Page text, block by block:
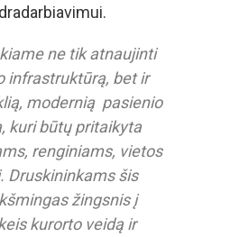
ne tik atnaujinti
infrastruktūrą, bet ir
modernią pasienio
kuri būtų pritaikyta
renginiams, vietos
Druskininkams šis
žingsnis į
kurorto veidą ir